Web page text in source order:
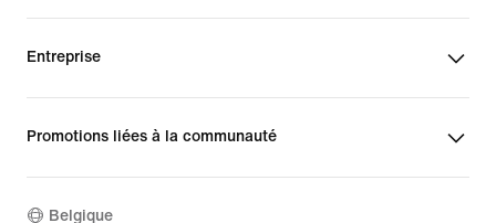
Entreprise
Promotions liées à la communauté
Belgique